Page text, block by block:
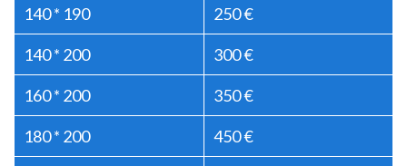
140 * 190 250 €
140 * 200 300 €
160 * 200 350 €
180 * 200 450 €